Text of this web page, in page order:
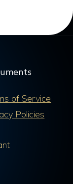
of Service
Policies